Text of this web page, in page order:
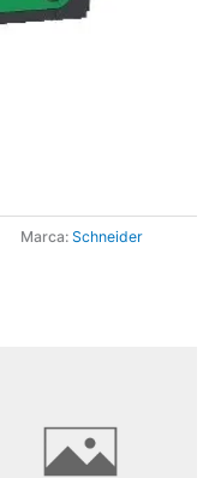
Marca: Schneider